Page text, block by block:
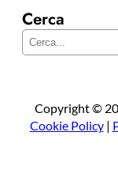
Cerca
Copyright ©
Cookie Policy|